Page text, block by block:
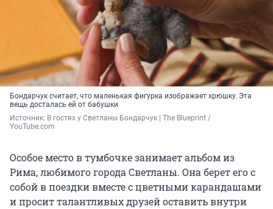
Бондарчук считает, что маленькая фигурка изображает хрюшку. Эта
вещь досталась ей от бабушки
Источник: В гостях у Светланы Бондарчук | The Blueprint /
YouTube.com
Особое место в тумбочке занимает альбом из
Рима, любимого города Светланы. Она берет его с
собой в поездки вместе с цветными карандашами
и просит талантливых друзей оставить внутри